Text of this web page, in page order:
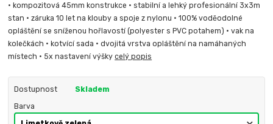
• kompozitová 45mm konstrukce • stabilní a lehký profesionální 3x3m
stan • záruka 10 let na klouby a spoje z nylonu • 100% voděodolné
opláštění se sníženou hořlavostí (polyester s PVC potahem) • vak na
kolečkách • kotvící sada • dvojitá vrstva opláštění na namáhaných
místech • 5x nastavení výškycelý popis
Dostupnost Skladem
Barva